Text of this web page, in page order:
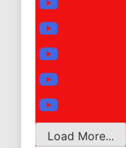
Load More...